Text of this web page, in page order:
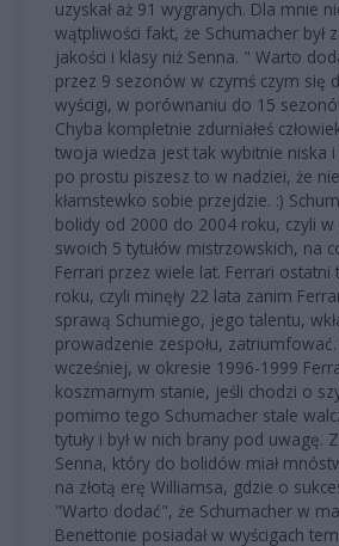
uzyskał aż 91 wygranych. Dla mnie
wątpliwości fakt, że Schumacher był
jakości i klasy niż Senna. " Warto
przez 9 sezonów w czymś czym się
wyścigi, w porównaniu do 15
Chyba kompletnie zdurniałeś
twoja wiedza jest tak wybitnie niska
po prostu piszesz to w nadziei, że
kłamstewko sobie przejdzie. :)
bolidy od 2000 do 2004 roku, czyli
swoich 5 tytułów mistrzowskich, na
Ferrari przez wiele lat. Ferrari ostatni
roku, czyli minęły 22 lata zanim
sprawą Schumiego, jego talentu,
prowadzenie zespołu,
wcześniej, w okresie 1996-1999
koszmarnym stanie, jeśli chodzi o
pomimo tego Schumacher stale
tytuły i był w nich brany pod uwagę.
Senna, który do bolidów miał
na złotą erę Williamsa, gdzie o
"Warto dodać", że Schumacher w
Benettonie posiadał w wyścigach